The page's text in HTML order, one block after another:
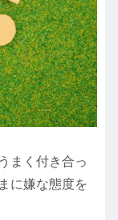
まく付き合っ
に嫌な態度を